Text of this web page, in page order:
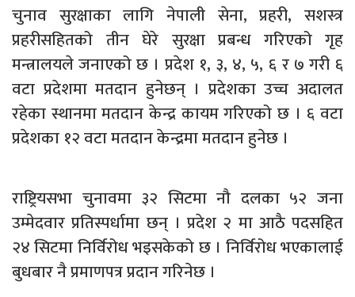
चुनाव सुरक्षाका लागि नेपाली सेना, प्रहरी, सशस्त्र
प्रहरीसहितको तीन घेरे सुरक्षा प्रबन्ध गरिएको गृह
मन्त्रालयले जनाएको छ । प्रदेश १, ३, ४, ५, ६ र ७ गरी ६
वटा प्रदेशमा मतदान हुनेछन् । प्रदेशका उच्च अदालत
रहेका स्थानमा मतदान केन्द्र कायम गरिएको छ । ६ वटा
प्रदेशका १२ वटा मतदान केन्द्रमा मतदान हुनेछ ।
राष्ट्रियसभा चुनावमा ३२ सिटमा नौ दलका ५२ जना
उम्मेदवार प्रतिस्पर्धामा छन् । प्रदेश २ मा आठै पदसहित
२४ सिटमा निर्विरोध भइसकेको छ । निर्विरोध भएकालाई
बुधबार नै प्रमाणपत्र प्रदान गरिनेछ ।